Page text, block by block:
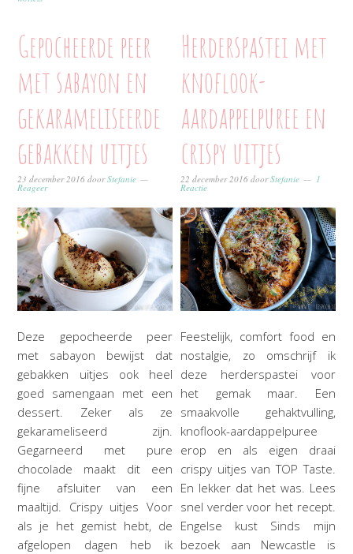
Gepocheerde peer
met sabayon en
gekarameliseerde
gebakken uitjes
23 december 2016 doorStefanie
Reageer
Deze gepocheerde peer
met sabayon bewijst dat
gebakken uitjes ook heel
goed samengaan met een
dessert. Zeker als ze
gekarameliseerd zijn.
Gegarneerd met pure
chocolade maakt dit een
fijne afsluiter van een
maaltijd. Crispy uitjes Voor
als je het gemist hebt, de
afgelopen dagen heb ik
Herderspastei met
knoflook-
aardappelpuree en
crispy uitjes
22 december 2016 doorStefanie 1
Reactie
Feestelijk, comfort food en
nostalgie, zo omschrijf ik
deze herderspastei voor
het gemak maar. Een
smaakvolle gehaktvulling,
knoflook-aardappelpuree
erop en als eigen draai
crispy uitjes van TOP Taste.
En lekker dat het was. Lees
snel verder voor het recept.
Engelse kust Sinds mijn
bezoek aan Newcastle is